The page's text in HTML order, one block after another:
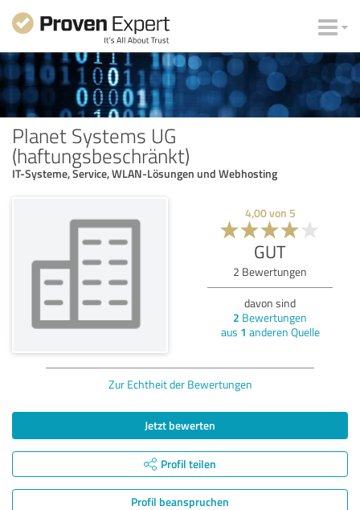
Planet Systems UG
(haftungsbeschränkt)
IT-Systeme, Service, WLAN-Lösungen und Webhosting
4,00von 5
GUT
2 Bewertungen
davon sind
2 Bewertungen
aus 1 anderen Quelle
Zur Echtheit der Bewertungen
Jetzt bewerten
Profil teilen
Profil beanspruchen